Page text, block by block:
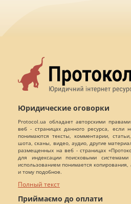
Юридические оговорки
Protocol.ua обладает авторскими
веб - страницах данного ресурса, если
понимаются тексты, комментарии,
шота, сканы, видео, аудио, другие
размещенных на веб - страницах
для индексации поисковыми
использованием понимается
и тому подобное.
Полный текст
Приймаємо до оплати